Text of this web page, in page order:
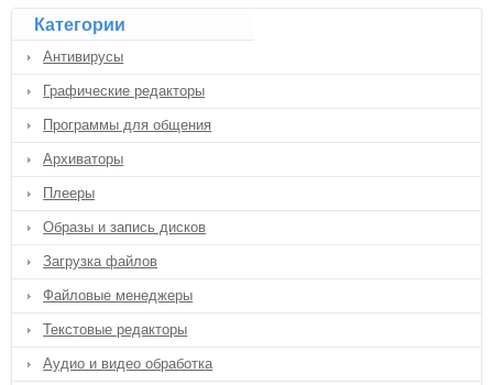
Категории
Антивирусы
Графические редакторы
Программы для общения
Архиваторы
Плееры
Образы и запись дисков
Загрузка файлов
Файловые менеджеры
Текстовые редакторы
Аудио и видео обработка